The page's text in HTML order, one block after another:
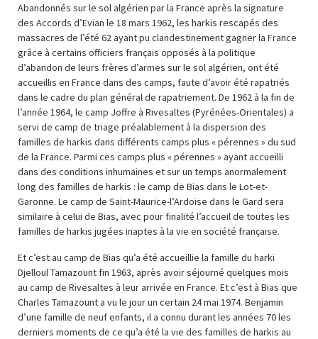
Abandonnés sur le sol algérien par la France après la signature
des Accords d’Evian le 18 mars 1962, les harkis rescapés des
massacres de l’été 62 ayant pu clandestinement gagner la France
grâce à certains officiers français opposés à la politique
d’abandon de leurs frères d’armes sur le sol algérien, ont été
accueillis en France dans des camps, faute d’avoir été rapatriés
dans le cadre du plan général de rapatriement. De 1962 à la fin de
l’année 1964, le camp Joffre à Rivesaltes (Pyrénées-Orientales) a
servi de camp de triage préalablement à la dispersion des
familles de harkis dans différents camps plus « pérennes » du sud
de la France. Parmi ces camps plus « pérennes » ayant accueilli
dans des conditions inhumaines et sur un temps anormalement
long des familles de harkis : le camp de Bias dans le Lot-et-
Garonne. Le camp de Saint-Maurice-l’Ardoise dans le Gard sera
similaire à celui de Bias, avec pour finalité l’accueil de toutes les
familles de harkis jugées inaptes à la vie en société française.
Et c’est au camp de Bias qu’a été accueillie la famille du harki
Djelloul Tamazount fin 1963, après avoir séjourné quelques mois
au camp de Rivesaltes à leur arrivée en France. Et c’est à Bias que
Charles Tamazount a vu le jour un certain 24 mai 1974. Benjamin
d’une famille de neuf enfants, il a connu durant les années 70 les
derniers moments de ce qu’a été la vie des familles de harkis au